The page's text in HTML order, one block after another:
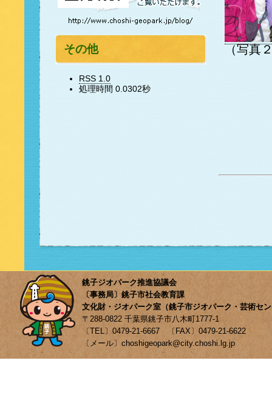
（写真
その他
RSS 1.0
処理時間 0.0302秒
銚子ジオパーク推進協議会
〔事務局〕銚子市社会教育課
文化財・ジオパーク室（銚子市ジオパーク・芸術セ
〒288-0822 千葉県銚子市八木町1777-1
〔TEL〕0479-21-6667 〔FAX〕0479-21-6622
〔メール〕choshigeopark@city.choshi.lg.jp